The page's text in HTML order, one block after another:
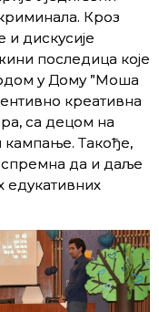
Кроз
дискусије
последица које
у Дому ”Моша
креативна
са децом на
кампање. Такође,
спремна да и даље
едукативних